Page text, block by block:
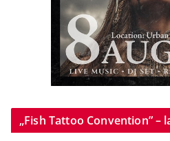
„Fish Tattoo Convention” –